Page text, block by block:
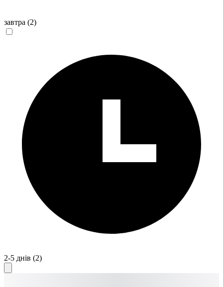
завтра (2)
2-5 днів (2)